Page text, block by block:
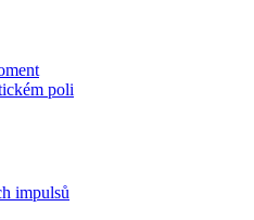
poli
impulsů